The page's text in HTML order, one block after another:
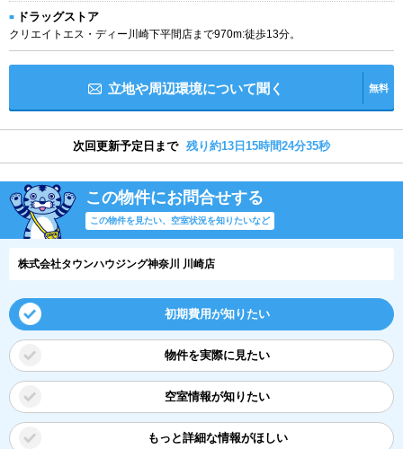
ドラッグストア
クリエイトエス・ディー川崎下平間店まで970m:徒歩13分。
立地や周辺環境について聞く 無料
次回更新予定日まで 残り約13日15時間24分34秒
この物件にお問合せする
この物件を見たい、空室状況を知りたいなど
株式会社タウンハウジング神奈川 川崎店
初期費用が知りたい
物件を実際に見たい
空室情報が知りたい
もっと詳細な情報がほしい